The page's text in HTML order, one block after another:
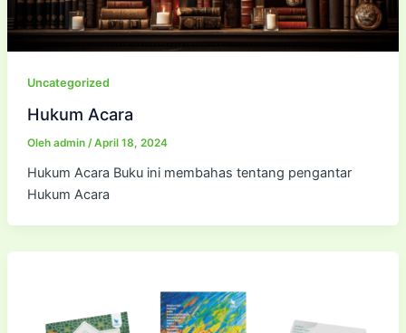
Uncategorized
Hukum Acara
Oleh admin /April 18, 2024
Hukum Acara Buku ini membahas tentang pengantar
Hukum Acara